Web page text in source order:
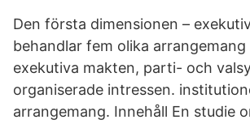
Den första dimensionen –
behandlar fem olika arrangemang
exekutiva makten, parti- och
organiserade intressen.
arrangemang. Innehåll En studie